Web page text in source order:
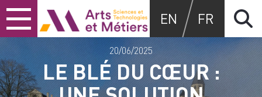
Skip
to
content
Skip
to
main
menu
Skip
to
search
Arts et métiers
EN FR
LE BLÉ DU CŒUR :
20/06/2025